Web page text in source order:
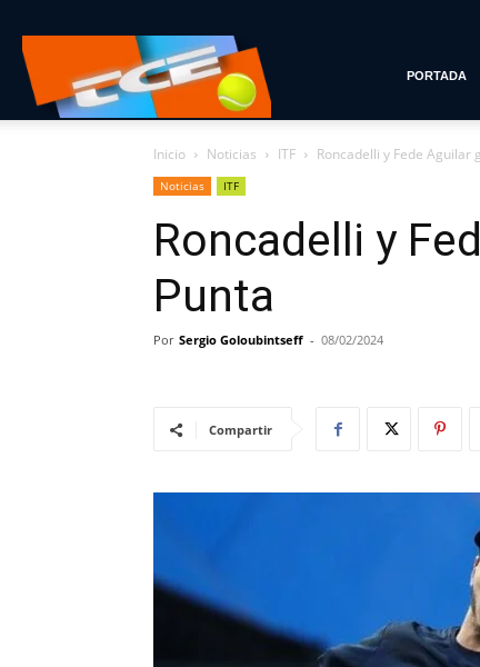
con
Estilo
PORTADA
Inicio Noticias ITF Roncadelli y Fede Aguilar
Noticias ITF
Roncadelli y
Punta
Por Sergio Goloubintseff - 08/02/2024
Compartir